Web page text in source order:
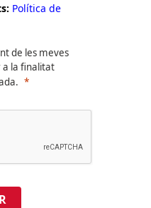
Política de
de les meves
a la finalitat